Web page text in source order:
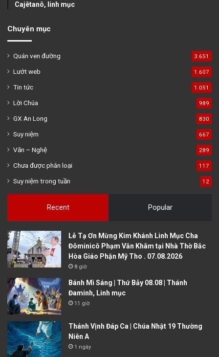
Cajêtanô, linh mục
Chuyên mục
Quán ven đường 3.651
Lướt web 1.607
Tin tức 1.051
Lời Chúa 989
GX An Long 830
Suy niệm 667
Văn – Nghệ 289
Chưa được phân loại 117
Suy niệm trong tuần 12
Recent Popular
Lễ Tạ Ơn Mừng Kim Khánh Linh Mục Cha
Đôminicô Phạm Văn Khâm tại Nhà Thờ Bắc
Hòa Giáo Phận Mỹ Tho . 07.08.2026
8 giờ
Bánh Mì Sáng | Thứ Bảy 08.08 | Thánh
Đaminh, Linh mục
11 giờ
Thánh Vịnh Đáp Ca | Chúa Nhật 19 Thường
Niên A
1 ngày